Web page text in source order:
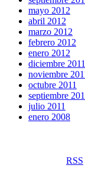
mayo 2012
abril 2012
marzo 2012
febrero 2012
enero 2012
diciembre 2011
noviembre
octubre 2011
septiembre
julio 2011
enero 2008
RSS